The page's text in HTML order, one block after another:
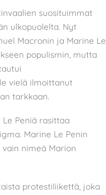
suosituimmat
ulkopuolelta. Nyt
Macronin ja Marine Le
populismin, mutta
vielä ilmoittanut
tarkkaan.
Peniä rasittaa
Marine Le Penin
nimeä Marion
protestiliikettä, joka